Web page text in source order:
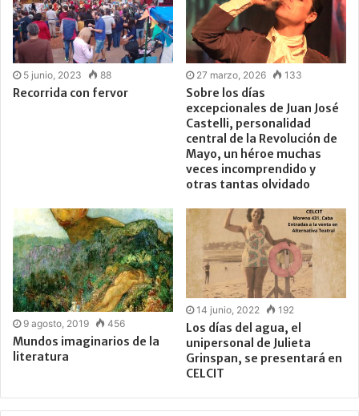
5 junio, 2023 88
Recorrida con fervor
27 marzo, 2026 133
Sobre los días
excepcionales de Juan José
Castelli, personalidad
central de la Revolución de
Mayo, un héroe muchas
veces incomprendido y
otras tantas olvidado
9 agosto, 2019 456
Mundos imaginarios de la
literatura
14 junio, 2022 192
Los días del agua, el
unipersonal de Julieta
Grinspan, se presentará en
CELCIT